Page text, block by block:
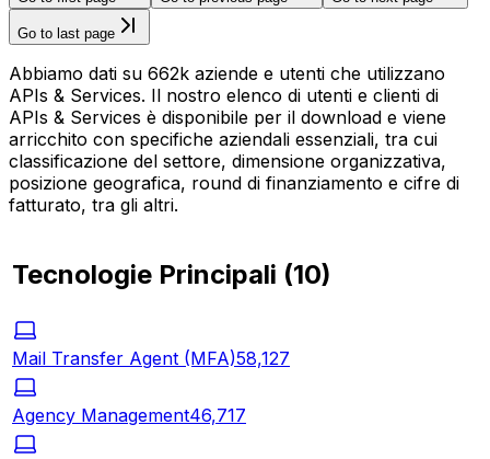
Go to last page
Abbiamo dati su 662k aziende e utenti che utilizzano
APIs & Services. Il nostro elenco di utenti e clienti di
APIs & Services è disponibile per il download e viene
arricchito con specifiche aziendali essenziali, tra cui
classificazione del settore, dimensione organizzativa,
posizione geografica, round di finanziamento e cifre di
fatturato, tra gli altri.
Tecnologie Principali (10)
Mail Transfer Agent (MFA)58,127
Agency Management46,717